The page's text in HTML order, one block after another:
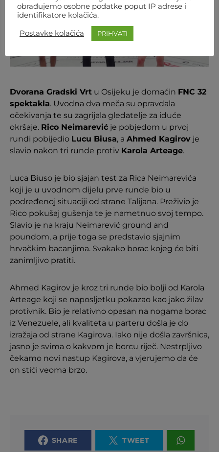
Dvorana Gradski Vrt u Osijeku je domaćin FNC 32
spektakla. Uvodna dva meča su opravdala
očekivanja te su zagrijala gledatelje za iduće
okršaje. Rico Neimarević je pobjedom u prvoj
rundi pobijedio Lucu Biusa, a Ahmed Kagirov je
slavio nakon tri runde protiv Karola Arteage.
Luca Biuso je bio sjajan test za Rica Neimarevića
koji je u uvodnom dijelu prve runde bio u
podređenoj situaciji od strane Talijana. Preživio je
Rico pokušaj gušenja te je nametnuo svoj tempo.
Slavio je na kraju Neimarević ground and
poundom, a prije toga se predstavio sjajnim
hrvačkim bacanjima. Svakako borac kojeg će biti
zanimljivo pratiti.
Ahmed Kagirov je kroz tri runde bio bolji od Karola
Arteage koji se naposljetku pokazao kao jako žilav
protivnik. Bio je relativno opasan na nogama borac
iz Venezuele, ali kvaliteta u parteru došla je do
izražaja od strane Kagirova. Iako nije došla završnica,
jasno je svima o kakvom je borcu riječ. Nestrpljivo
čekamo novi nastup Kagirova, a vjerujemo da će
on stići veoma brzo.
SHARE TWEET
obrađujemo osobne podatke poput IP adrese i
identifikatore kolačića.
Postavke kolačića PRIHVATI